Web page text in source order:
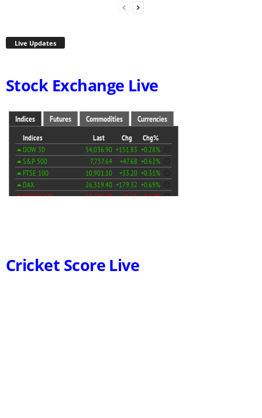
Live Updates
Stock Exchange Live
Cricket Score Live